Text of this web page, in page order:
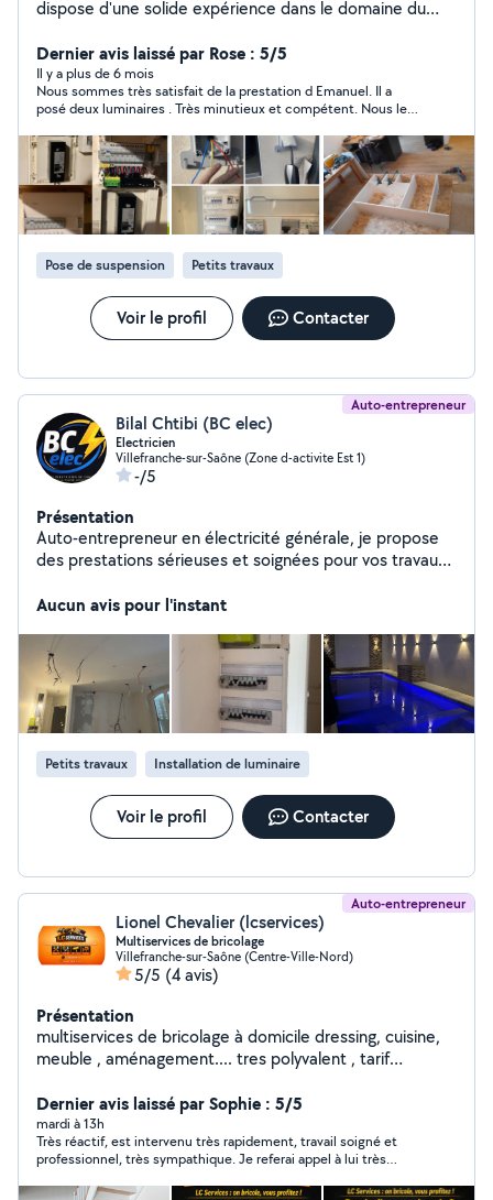
dispose d'une solide expérience dans le domaine du
travaux d'électricité tel que le raccordement de
tableaux électriques ou baie informatique, l'ajout ou la
suppression de prise de courant ou de points
d'éclairage, motorisation de portail, volet roulant,
chauffage...etc. Également passionné de bricolage,
j'apprécie particulièrement le travail du bois, l'adaptation
de mobilier sur mesure, l'agencement de dressing, la
pose de cuisine. Je fais également des cloisons
placoplatre sur ossature métallique et des petits
travaux de plomberie.
Dernier avis laissé par Rose : 5/5
Il y a plus de 6 mois
Nous sommes très satisfait de la prestation d Emanuel. Il a
posé deux luminaires . Très minutieux et compétent. Nous le
Pose de suspension Petits travaux
Voir le profil Contacter
Auto-entrepreneur
Bilal Chtibi (BC elec)
Electricien
Villefranche-sur-Saône (Zone d-activite Est 1)
-/5
Présentation
Auto-entrepreneur en électricité générale, je propose
des prestations sérieuses et soignées pour vos travaux
dépannage, mise aux normes, remplacement de
travaux du quotidien : j'interviens avec
professionnalisme et réactivité. Soucieux du travail bien
fait, je privilégie la qualité, la sécurité et le respect des
délais. À l'écoute de mes clients, je m'adapte à chaque
projet afin de proposer des solutions fiables et
durables. Devis clair, conseils personnalisés et chantier
propre font partie de mes engagements.
Aucun avis pour l'instant
Petits travaux Installation de luminaire
Voir le profil Contacter
Auto-entrepreneur
Lionel Chevalier (lcservices)
Multiservices de bricolage
Villefranche-sur-Saône (Centre-Ville-Nord)
5/5 (4 avis)
Présentation
multiservices de bricolage à domicile dressing, cuisine,
meuble , aménagement.... tres polyvalent , tarif
demandes de renseignements
Dernier avis laissé par Sophie : 5/5
mardi à 13h
Très réactif, est intervenu très rapidement, travail soigné et
professionnel, très sympathique. Je referai appel à lui très